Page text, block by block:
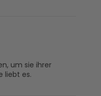
um sie ihrer
liebt es.